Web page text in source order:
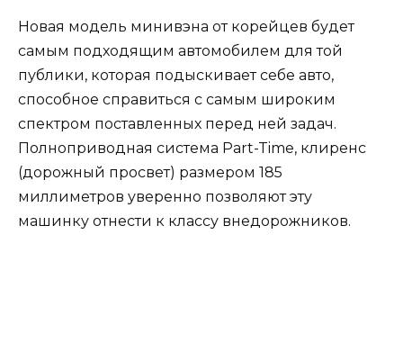
Новая модель минивэна от корейцев будет
самым подходящим автомобилем для той
публики, которая подыскивает себе авто,
способное справиться с самым широким
спектром поставленных перед ней задач.
Полноприводная система Part-Time, клиренс
(дорожный просвет) размером 185
миллиметров уверенно позволяют эту
машинку отнести к классу внедорожников.